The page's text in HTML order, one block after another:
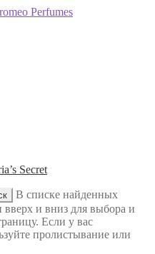
Secret
В списке найденных
вверх и вниз для выбора и
Если у вас
пролистывание или